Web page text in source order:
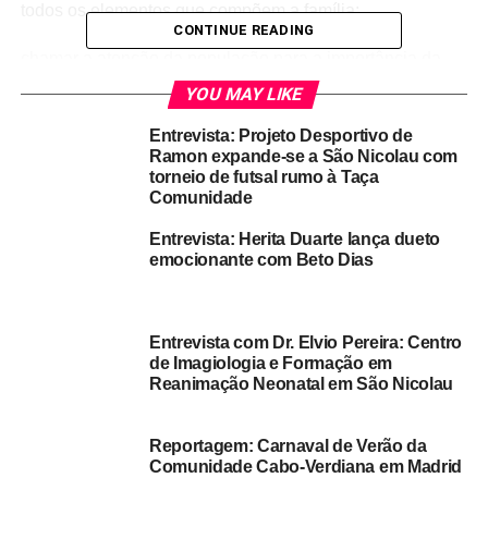
todos os elementos que compõem a família;
família como núcleo vital da sociedade e para seus
direitos e responsabilidades;
sensibilizar e promover o conhecimento relacionado com
as questões sociais, económicas e demográficas que
O primeiro Dia Internacional da Família foi celebrado em
“O que é família?
Sabe-se que a família, do ponto de vista histórico e
primeiro grupo de relações no qual os indivíduos
CONTINUE READING
YOU MAY LIKE
Entrevista: Projeto Desportivo de
Ramon expande-se a São Nicolau com
torneio de futsal rumo à Taça
Comunidade
Entrevista: Herita Duarte lança dueto
emocionante com Beto Dias
Entrevista com Dr. Elvio Pereira: Centro
de Imagiologia e Formação em
Reanimação Neonatal em São Nicolau
Reportagem: Carnaval de Verão da
Comunidade Cabo‑Verdiana em Madrid